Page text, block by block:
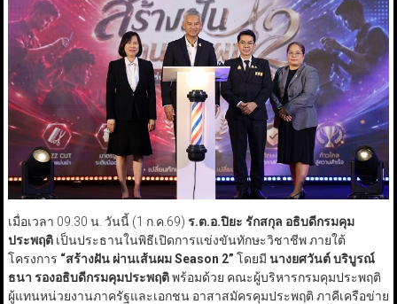
เมื่อเวลา 09.30 น. วันนี้ (1 ก.ค.69) ร.ต.อ.ปิยะ รักสกุล อธิบดีกรมคุม
ประพฤติเป็นประธานในพิธีเปิดการแข่งขันทักษะวิชาชีพ ภายใต้
โครงการ “สร้างฝัน ผ่านเส้นผมSeason 2” โดยมี นางยศวันต์ บริบูรณ์
ธนา รองอธิบดีกรมคุมประพฤติพร้อมด้วย คณะผู้บริหารกรมคุมประพฤติ
ผู้แทนหน่วยงานภาครัฐและเอกชน อาสาสมัครคุมประพฤติ ภาคีเครือข่าย